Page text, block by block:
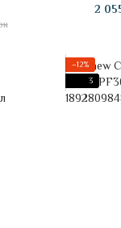
2
−12%
3